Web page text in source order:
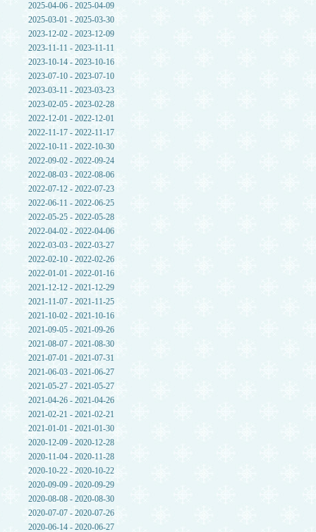
2025-04-06 - 2025-04-09
2025-03-01 - 2025-03-30
2023-12-02 - 2023-12-09
2023-11-11 - 2023-11-11
2023-10-14 - 2023-10-16
2023-07-10 - 2023-07-10
2023-03-11 - 2023-03-23
2023-02-05 - 2023-02-28
2022-12-01 - 2022-12-01
2022-11-17 - 2022-11-17
2022-10-11 - 2022-10-30
2022-09-02 - 2022-09-24
2022-08-03 - 2022-08-06
2022-07-12 - 2022-07-23
2022-06-11 - 2022-06-25
2022-05-25 - 2022-05-28
2022-04-02 - 2022-04-06
2022-03-03 - 2022-03-27
2022-02-10 - 2022-02-26
2022-01-01 - 2022-01-16
2021-12-12 - 2021-12-29
2021-11-07 - 2021-11-25
2021-10-02 - 2021-10-16
2021-09-05 - 2021-09-26
2021-08-07 - 2021-08-30
2021-07-01 - 2021-07-31
2021-06-03 - 2021-06-27
2021-05-27 - 2021-05-27
2021-04-26 - 2021-04-26
2021-02-21 - 2021-02-21
2021-01-01 - 2021-01-30
2020-12-09 - 2020-12-28
2020-11-04 - 2020-11-28
2020-10-22 - 2020-10-22
2020-09-09 - 2020-09-29
2020-08-08 - 2020-08-30
2020-07-07 - 2020-07-26
2020-06-14 - 2020-06-27